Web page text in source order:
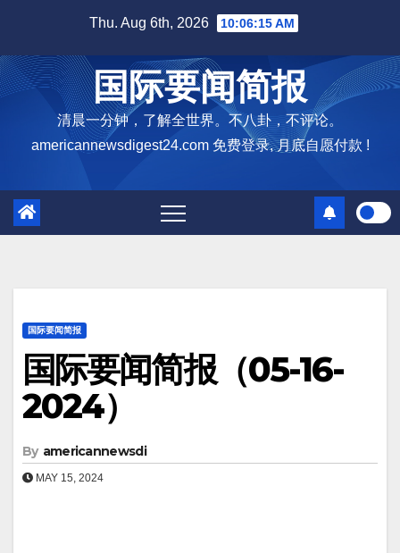
content
Thu. Aug 6th, 2026 10:06:16 AM
国际要闻简报
清晨一分钟，了解全世界。不八卦，不评论。
americannewsdigest24.com 免费登录, 月底自愿付款 !
国际要闻简报
国际要闻简报（05-16-
2024）
By americannewsdi
MAY 15, 2024